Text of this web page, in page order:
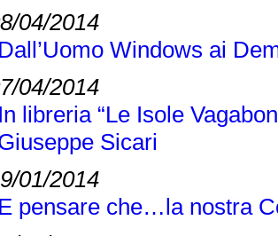
04/2014
Dall’Uomo Windows ai
04/2014
In libreria “Le Isole
Sicari
01/2014
E pensare che…la nostra